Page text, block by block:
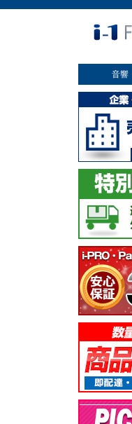
音響
業務用ディ
プロジェク
放送・業務
書画カメラ
スクリーン
オプション
Panasonic i-PRO
2MP(1080p) 屋内 小
型 AIカメラ スピーカ
S71301-F2L (送料無
（税別）
即納
パナ
メラ
WV-
(送